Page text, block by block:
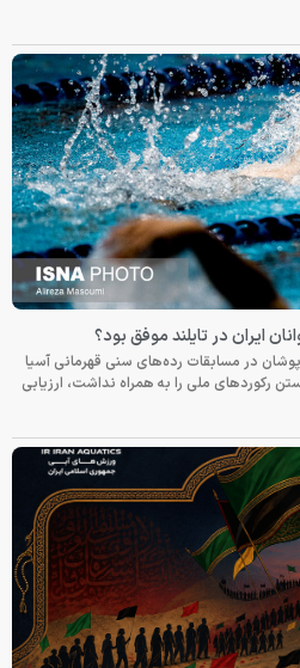
ایران در تایلند موفق بود؟
در مسابقات رده‌های سنی قهرمانی آسیا
شکستن رکوردهای ملی را به همراه نداشت، ارزیابی